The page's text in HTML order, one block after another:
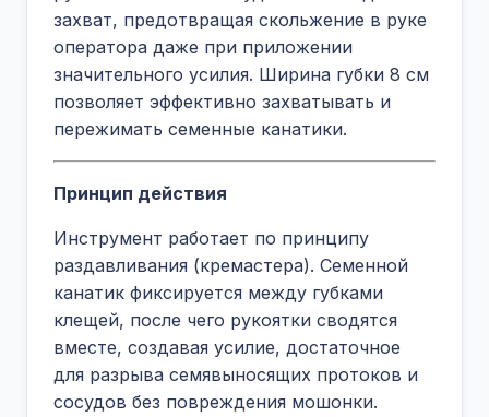
захват, предотвращая скольжение в руке
оператора даже при приложении
значительного усилия. Ширина губки 8 см
позволяет эффективно захватывать и
пережимать семенные канатики.
Принцип действия
Инструмент работает по принципу
раздавливания (кремастера). Семенной
канатик фиксируется между губками
клещей, после чего рукоятки сводятся
вместе, создавая усилие, достаточное
для разрыва семявыносящих протоков и
сосудов без повреждения мошонки.